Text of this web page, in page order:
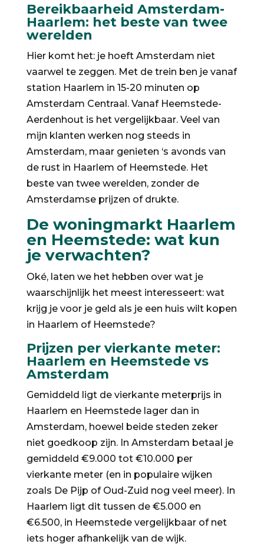
Bereikbaarheid Amsterdam-
Haarlem: het beste van twee
werelden
Hier komt het: je hoeft Amsterdam niet
vaarwel te zeggen. Met de trein ben je vanaf
station Haarlem in 15-20 minuten op
Amsterdam Centraal. Vanaf Heemstede-
Aerdenhout is het vergelijkbaar. Veel van
mijn klanten werken nog steeds in
Amsterdam, maar genieten ‘s avonds van
de rust in Haarlem of Heemstede. Het
beste van twee werelden, zonder de
Amsterdamse prijzen of drukte.
De woningmarkt Haarlem
en Heemstede: wat kun
je verwachten?
Oké, laten we het hebben over wat je
waarschijnlijk het meest interesseert: wat
krijg je voor je geld als je een huis wilt kopen
in Haarlem of Heemstede?
Prijzen per vierkante meter:
Haarlem en Heemstede vs
Amsterdam
Gemiddeld ligt de vierkante meterprijs in
Haarlem en Heemstede lager dan in
Amsterdam, hoewel beide steden zeker
niet goedkoop zijn. In Amsterdam betaal je
gemiddeld €9.000 tot €10.000 per
vierkante meter (en in populaire wijken
zoals De Pijp of Oud-Zuid nog veel meer). In
Haarlem ligt dit tussen de €5.000 en
€6.500, in Heemstede vergelijkbaar of net
iets hoger afhankelijk van de wijk.